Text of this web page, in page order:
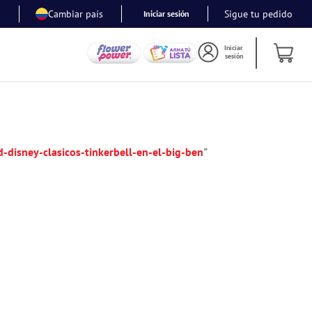
Cambiar país Iniciar sesión Sigue tu pedido
Iniciar
sesión
disney-clasicos-tinkerbell-en-el-big-ben"